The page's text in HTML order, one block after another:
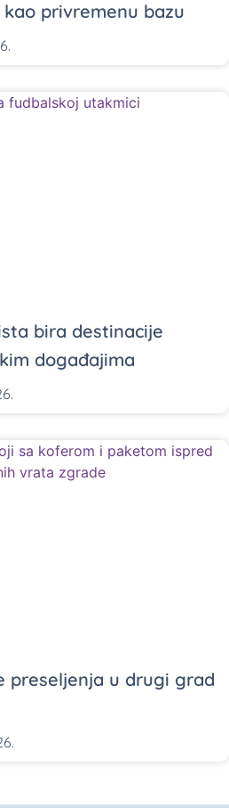
privremenu bazu
bira destinacije
događajima
preseljenja u drugi grad